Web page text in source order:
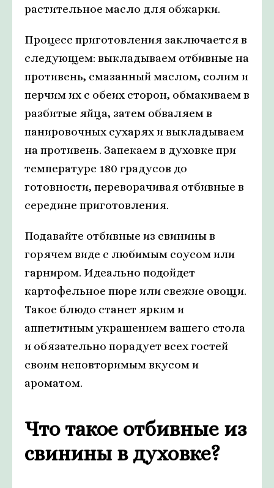
растительное масло для обжарки.
Процесс приготовления заключается в
следующем: выкладываем отбивные на
противень, смазанный маслом, солим и
перчим их с обеих сторон, обмакиваем в
разбитые яйца, затем обваляем в
панировочных сухарях и выкладываем
на противень. Запекаем в духовке при
температуре 180 градусов до
готовности, переворачивая отбивные в
середине приготовления.
Подавайте отбивные из свинины в
горячем виде с любимым соусом или
гарниром. Идеально подойдет
картофельное пюре или свежие овощи.
Такое блюдо станет ярким и
аппетитным украшением вашего стола
и обязательно порадует всех гостей
своим неповторимым вкусом и
ароматом.
Что такое отбивные из
свинины в духовке?